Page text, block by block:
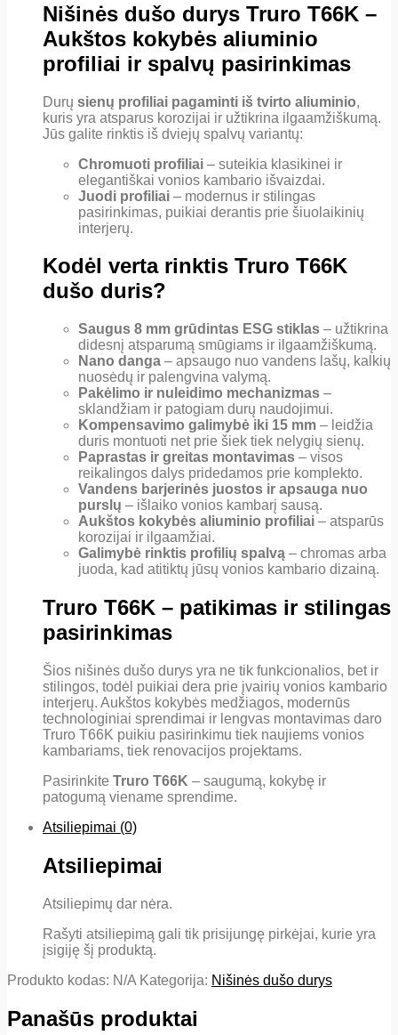
Nišinės dušo durys Truro T66K –
Aukštos kokybės aliuminio
profiliai ir spalvų pasirinkimas
Durų sienų profiliai pagaminti iš tvirto aliuminio,
kuris yra atsparus korozijai ir užtikrina ilgaamžiškumą.
Jūs galite rinktis iš dviejų spalvų variantų:
Chromuoti profiliai – suteikia klasikinei ir
elegantiškai vonios kambario išvaizdai.
Juodi profiliai – modernus ir stilingas
pasirinkimas, puikiai derantis prie šiuolaikinių
interjerų.
Kodėl verta rinktis Truro T66K
dušo duris?
Saugus 8 mm grūdintas ESG stiklas – užtikrina
didesnį atsparumą smūgiams ir ilgaamžiškumą.
Nano danga – apsaugo nuo vandens lašų, kalkių
nuosėdų ir palengvina valymą.
Pakėlimo ir nuleidimo mechanizmas –
sklandžiam ir patogiam durų naudojimui.
Kompensavimo galimybė iki 15 mm – leidžia
duris montuoti net prie šiek tiek nelygių sienų.
Paprastas ir greitas montavimas – visos
reikalingos dalys pridedamos prie komplekto.
Vandens barjerinės juostos ir apsauga nuo
purslų – išlaiko vonios kambarį sausą.
Aukštos kokybės aliuminio profiliai – atsparūs
korozijai ir ilgaamžiai.
Galimybė rinktis profilių spalvą – chromas arba
juoda, kad atitiktų jūsų vonios kambario dizainą.
Truro T66K – patikimas ir stilingas
pasirinkimas
Šios nišinės dušo durys yra ne tik funkcionalios, bet ir
stilingos, todėl puikiai dera prie įvairių vonios kambario
interjerų. Aukštos kokybės medžiagos, modernūs
technologiniai sprendimai ir lengvas montavimas daro
Truro T66K puikiu pasirinkimu tiek naujiems vonios
kambariams, tiek renovacijos projektams.
Pasirinkite Truro T66K – saugumą, kokybę ir
patogumą viename sprendime.
Atsiliepimai (0)
Atsiliepimai
Atsiliepimų dar nėra.
Rašyti atsiliepimą gali tik prisijungę pirkėjai, kurie yra
įsigiję šį produktą.
Produkto kodas: N/A Kategorija: Nišinės dušo durys
Panašūs produktai